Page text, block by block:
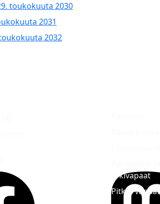
toukokuuta 2030
2031
2032
arkivapaat
Pitkät vapaat